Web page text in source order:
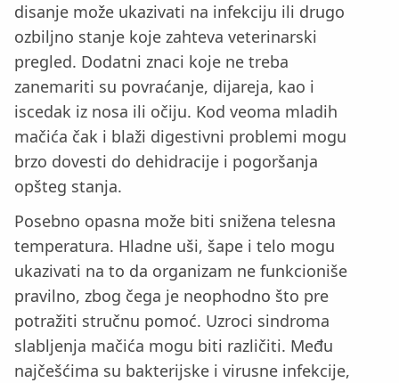
disanje može ukazivati na infekciju ili drugo
ozbiljno stanje koje zahteva veterinarski
pregled. Dodatni znaci koje ne treba
zanemariti su povraćanje, dijareja, kao i
iscedak iz nosa ili očiju. Kod veoma mladih
mačića čak i blaži digestivni problemi mogu
brzo dovesti do dehidracije i pogoršanja
opšteg stanja.
Posebno opasna može biti snižena telesna
temperatura. Hladne uši, šape i telo mogu
ukazivati na to da organizam ne funkcioniše
pravilno, zbog čega je neophodno što pre
potražiti stručnu pomoć. Uzroci sindroma
slabljenja mačića mogu biti različiti. Među
najčešćima su bakterijske i virusne infekcije,